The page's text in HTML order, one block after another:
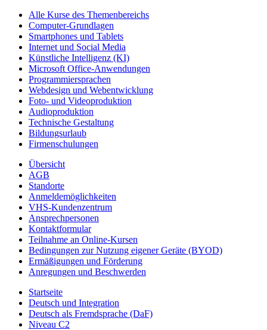
Alle Kurse des Themenbereichs
Computer-Grundlagen
Smartphones und Tablets
Internet und Social Media
Künstliche Intelligenz (KI)
Microsoft Office-Anwendungen
Programmiersprachen
Webdesign und Webentwicklung
Foto- und Videoproduktion
Audioproduktion
Technische Gestaltung
Bildungsurlaub
Firmenschulungen
Übersicht
AGB
Standorte
Anmeldemöglichkeiten
VHS-Kundenzentrum
Ansprechpersonen
Kontaktformular
Teilnahme an Online-Kursen
Bedingungen zur Nutzung eigener Geräte (BYOD)
Ermäßigungen und Förderung
Anregungen und Beschwerden
Startseite
Deutsch und Integration
Deutsch als Fremdsprache (DaF)
Niveau C2